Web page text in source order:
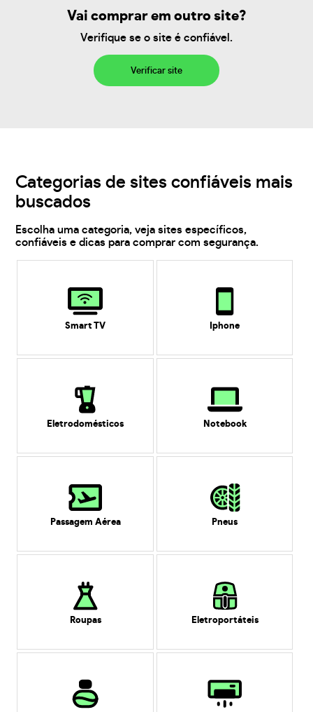
Vai comprar em outro site?
Verifique se o site é confiável.
Verificar site
Categorias de sites confiáveis mais
buscados
Escolha uma categoria, veja sites específicos,
confiáveis e dicas para comprar com segurança.
Smart TV Iphone
Eletrodomésticos Notebook
Passagem Aérea Pneus
Roupas Eletroportáteis